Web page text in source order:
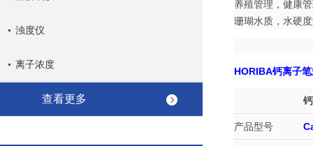
浊度仪
离子浓度
查看更多
养殖管理，健康
珊瑚水质，水硬
HORIBA钙离子
产品型号